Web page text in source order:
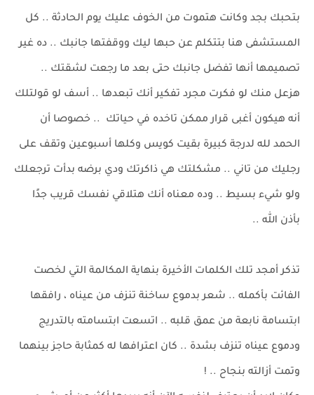
بتحبك بجد وكانت هتموت من الخوف عليك يوم الحادثة .. كل
المستشفى هنا بتتكلم عن حبها ليك ووقفتها جانبك .. ده غير
تصميمها أنها تفضل جانبك حتى بعد ما رجعت لشقتك ..
هزعل منك لو فكرت مجرد تفكير أنك تبعدها .. أسف لو قولتلك
أنه هيكون أغبى قرار ممكن تاخده في حياتك .. خصوصا أن
الحمد لله لدرجة كبيرة بقيت كويس وكلها أسبوعين وتقف على
رجليك من تاني .. مشكلتك هي ذاكرتك ودي برضه بدأت ترجعلك
ولو شيء بسيط .. وده معناه أنك هتلاقي نفسك قريب جدًا
بأذن الله ..
تذكر أمجد تلك الكلمات الأخيرة بنهاية المكالمة التي لخصت
الفائت بأكمله .. شعر بدموع ساخنة تنزف من عيناه ، رافقها
ابتسامة نابعة من عمق قلبه .. اتسعت ابتسامته بالتدريج
ودموع عيناه تنزف بشدة .. كان اعترافها له كمثابة حاجز بينهما
وتمت أزالته بنجاح .. !